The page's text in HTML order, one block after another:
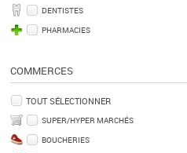
DENTISTES
PHARMACIES
COMMERCES
TOUT SÉLECTIONNER
SUPER/HYPER MARCHÉS
BOUCHERIES